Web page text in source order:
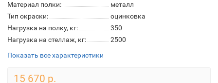
Материал полки:
металл
Тип окраски:
оцинковка
Нагрузка на полку, кг:
350
Нагрузка на стеллаж, кг:
2500
Показать все характеристики
15 670 р.